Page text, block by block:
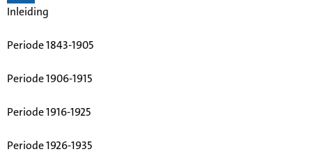
Inleiding
Periode 1843-1905
Periode 1906-1915
Periode 1916-1925
Periode 1926-1935